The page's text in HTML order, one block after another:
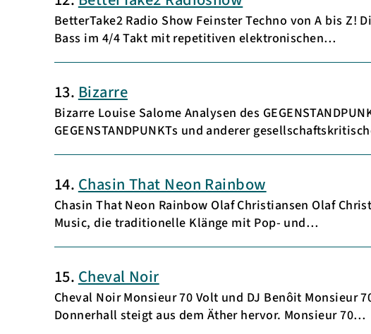
BetterTake2 Radio Show Feinster Techno von A bis
Bass im 4/4 Takt mit repetitiven elektronischen…
13. Bizarre
Bizarre Louise Salome Analysen des
GEGENSTANDPUNKTs und anderer
14. Chasin That Neon Rainbow
Chasin That Neon Rainbow Olaf Christiansen Olaf
Music, die traditionelle Klänge mit Pop- und…
15. Cheval Noir
Cheval Noir Monsieur 70 Volt und DJ Benôit Monsieur
Donnerhall steigt aus dem Äther hervor. Monsieur 70…